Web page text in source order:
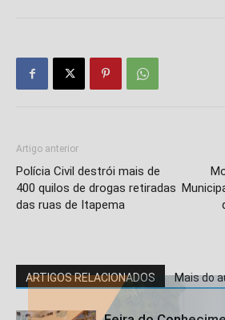
Artigo anterior
Polícia Civil destrói mais de
400 quilos de drogas retiradas
das ruas de Itapema
ARTIGOS RELACIONADOS Mais do